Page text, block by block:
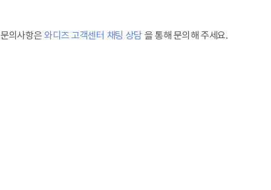
의사항은와디즈 고객센터 채팅 상담 을 통해 문의해 주세요.